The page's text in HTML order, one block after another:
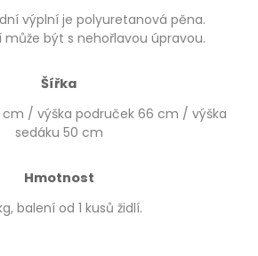
výplní je polyuretanová pěna.
může být s nehořlavou úpravou.
Šířka
cm / výška područek 66 cm / výška
sedáku 50 cm
Hmotnost
balení od 1 kusů židlí.